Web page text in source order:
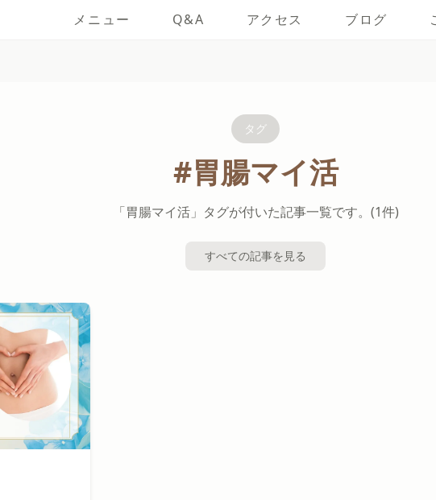
メニュー Q&A アクセス ブログ
タグ
#胃腸マイ活
「胃腸マイ活」タグが付いた記事一覧です。(1件)
すべての記事を見る